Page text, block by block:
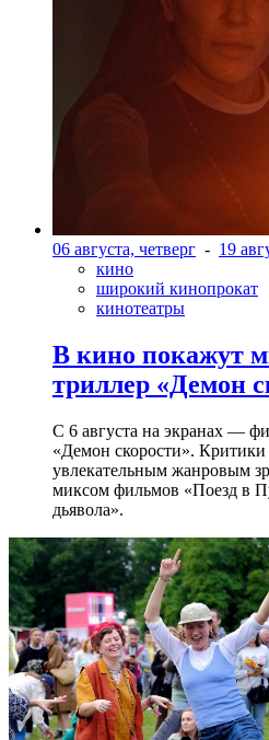
06 августа, четверг - 19
кино
широкий кинопрокат
кинотеатры
В кино покажут
триллер «Демон
С 6 августа на экранах —
«Демон скорости».
увлекательным жанровым
миксом фильмов «Поезд в
дьявола».